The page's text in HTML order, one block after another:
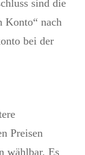
sind die
Konto“ nach
bei der
Preisen
wählbar. Es